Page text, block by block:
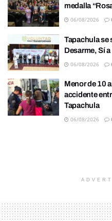
medalla
06/08/2026
Tapachula se
Desarme, Sí a
06/08/2026
Menor de 10
accidente
Tapachula
06/08/2026